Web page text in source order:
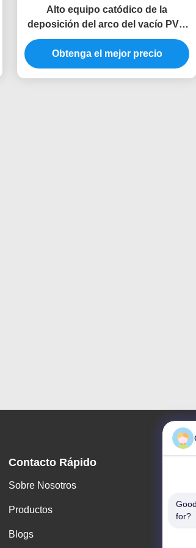
Alto equipo catódico de la
deposición del arco del vacío PVD
del fregadero del agua de la cocina
de la tarifa de la ionización para el
color del negro del oro de Rose
Obtenga el mejor precio
Contacto Rápido
Sobre Nosotros
Productos
Blogs
for?